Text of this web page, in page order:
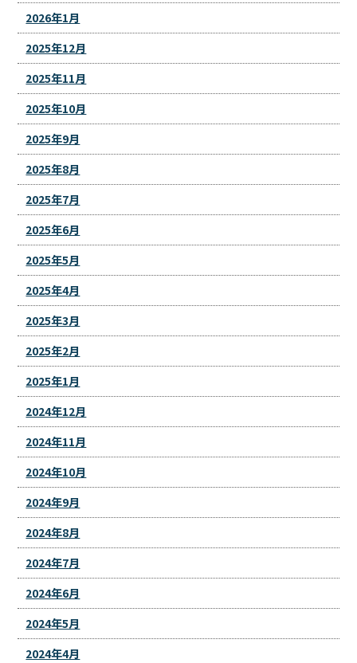
2026年1月
2025年12月
2025年11月
2025年10月
2025年9月
2025年8月
2025年7月
2025年6月
2025年5月
2025年4月
2025年3月
2025年2月
2025年1月
2024年12月
2024年11月
2024年10月
2024年9月
2024年8月
2024年7月
2024年6月
2024年5月
2024年4月